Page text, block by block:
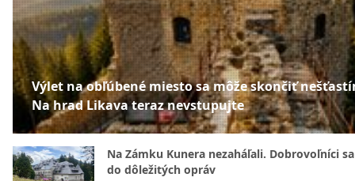
Výlet na obľúbené miesto sa môže skončiť
Na hrad Likava teraz nevstupujte
Na Zámku Kunera nezaháľali. Dobrovoľníci
do dôležitých opráv